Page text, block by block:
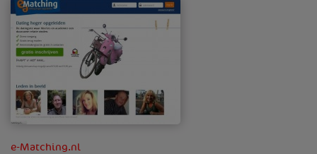
e-Matching.nl